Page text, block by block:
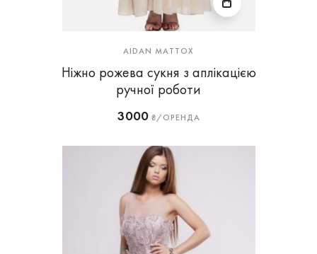
AIDAN MATTOX
Ніжно рожева сукня з аплікацією
ручної роботи
3000₴/ОРЕНДА